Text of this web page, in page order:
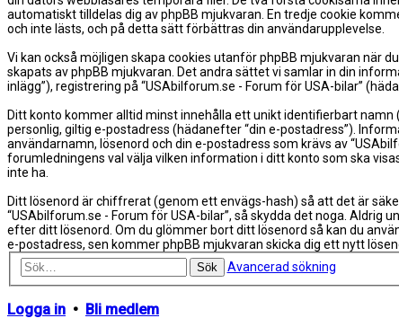
automatiskt tilldelas dig av phpBB mjukvaran. En tredje cookie
och inte lästs, och på detta sätt förbättras din användarupplevelse.
Vi kan också möjligen skapa cookies utanför phpBB mjukvaran när
skapats av phpBB mjukvaran. Det andra sättet vi samlar in din
inlägg”), registrering på “USAbilforum.se - Forum för USA-bilar”
Ditt konto kommer alltid minst innehålla ett unikt identifierbart
personlig, giltig e-postadress (hädanefter “din e-postadress”).
användarnamn, lösenord och din e-postadress som krävs av
forumledningens val välja vilken information i ditt konto som ska
inte ha.
Ditt lösenord är chiffrerat (genom ett envägs-hash) så att det är
“USAbilforum.se - Forum för USA-bilar”, så skydda det noga.
efter ditt lösenord. Om du glömmer bort ditt lösenord så kan du
e-postadress, sen kommer phpBB mjukvaran skicka dig ett nytt
Sök Avancerad sökning
Logga in • Bli medlem